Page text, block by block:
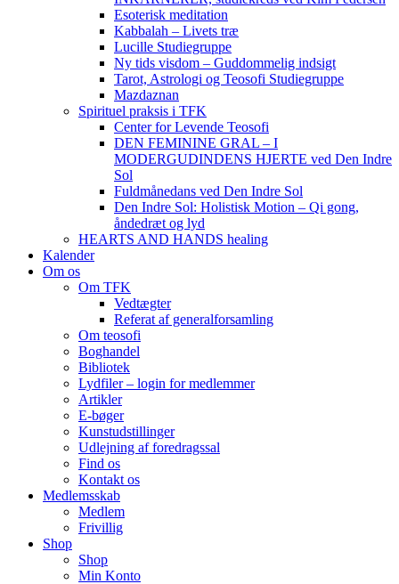
Esoterisk meditation
Kabbalah – Livets træ
Lucille Studiegruppe
Ny tids visdom – Guddommelig indsigt
Tarot, Astrologi og Teosofi Studiegruppe
Mazdaznan
Spirituel praksis i TFK
Center for Levende Teosofi
DEN FEMININE GRAL – I
MODERGUDINDENS HJERTE ved Den Indre
Sol
Fuldmånedans ved Den Indre Sol
Den Indre Sol: Holistisk Motion – Qi gong,
åndedræt og lyd
HEARTS AND HANDS healing
Kalender
Om os
Om TFK
Vedtægter
Referat af generalforsamling
Om teosofi
Boghandel
Bibliotek
Lydfiler – login for medlemmer
Artikler
E-bøger
Kunstudstillinger
Udlejning af foredragssal
Find os
Kontakt os
Medlemsskab
Medlem
Frivillig
Shop
Shop
Min Konto